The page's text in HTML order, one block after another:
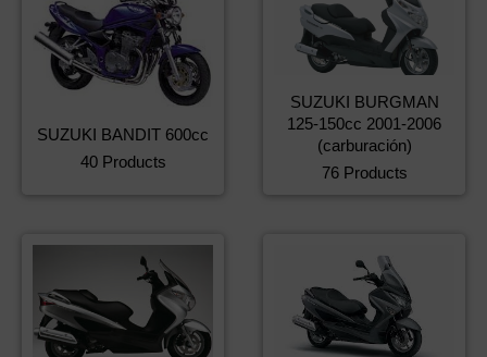
SUZUKI BANDIT 600cc
40 Products
SUZUKI BURGMAN
125-150cc 2001-2006
(carburación)
76 Products